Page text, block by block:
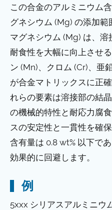
この合金のアルミニウム
グネシウム (Mg) の添加範
マグネシウム (Mg) は、溶
耐食性を大幅に向上させ
ン (Mn)、クロム (Cr)、亜
が合金マトリックスに正
れらの要素は溶接部の結
の機械的特性と耐応力腐
スの安定性と一貫性を確
含有量は 0.8 wt% 以下で
効果的に回避します。
例
5xxx シリアスアルミニウ